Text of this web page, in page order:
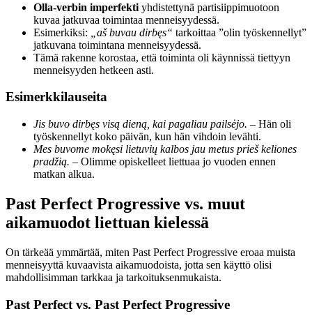
Olla-verbin imperfekti yhdistettynä partisiippimuotoon
kuvaa jatkuvaa toimintaa menneisyydessä.
Esimerkiksi:
„aš buvau dirbęs“ tarkoittaa ”olin työskennellyt”
jatkuvana toimintana menneisyydessä.
Tämä rakenne korostaa, että toiminta oli käynnissä tiettyyn
menneisyyden hetkeen asti.
Esimerkkilauseita
Jis buvo dirbęs visą dieną, kai pagaliau pailsėjo. – Hän oli
työskennellyt koko päivän, kun hän vihdoin levähti.
Mes buvome mokęsi lietuvių kalbos jau metus prieš keliones
pradžią. – Olimme opiskelleet liettuaa jo vuoden ennen
matkan alkua.
Past Perfect Progressive vs. muut
aikamuodot liettuan kielessä
On tärkeää ymmärtää, miten Past Perfect Progressive eroaa muista
menneisyyttä kuvaavista aikamuodoista, jotta sen käyttö olisi
mahdollisimman tarkkaa ja tarkoituksenmukaista.
Past Perfect vs. Past Perfect Progressive